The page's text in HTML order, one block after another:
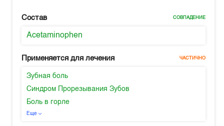
Состав СОВПАДЕНИЕ
Acetaminophen
Применяется для лечения ЧАСТИЧНО
Зубная боль
Синдром Прорезывания Зубов
Боль в горле
Еще